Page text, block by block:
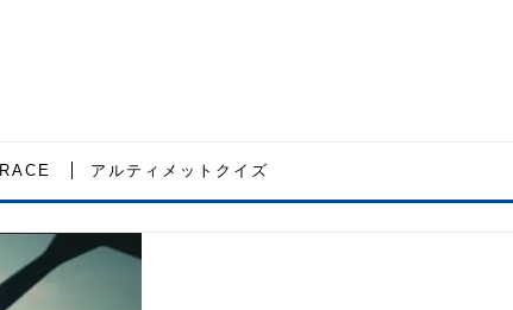
RACE アルティメットクイズ